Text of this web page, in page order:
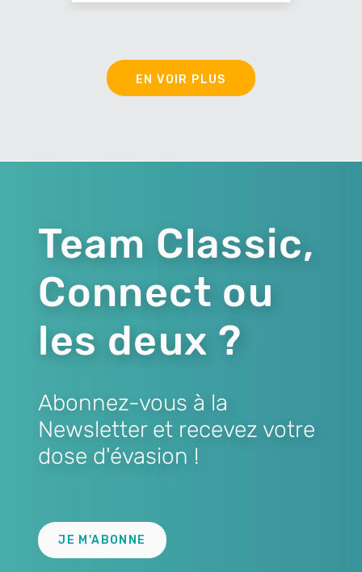
EN VOIR PLUS
Team Classic,
Connect ou
les deux ?
Abonnez-vous à la
Newsletter et recevez votre
dose d'évasion !
JE M'ABONNE